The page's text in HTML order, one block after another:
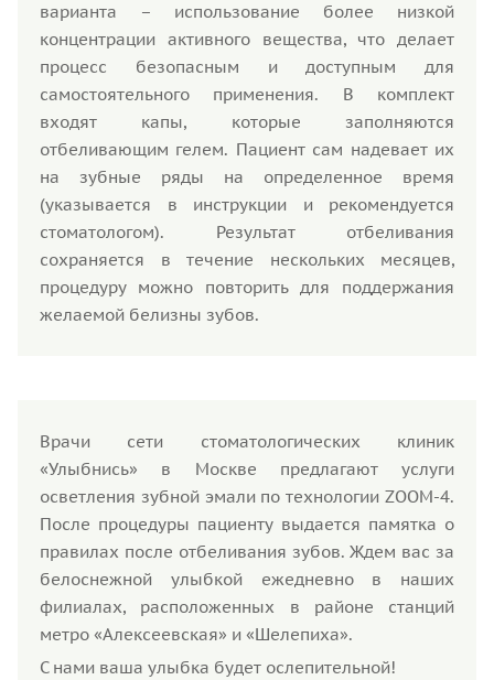
варианта – использование более низкой
концентрации активного вещества, что делает
процесс безопасным и доступным для
самостоятельного применения. В комплект
входят капы, которые заполняются
отбеливающим гелем. Пациент сам надевает их
на зубные ряды на определенное время
(указывается в инструкции и рекомендуется
стоматологом). Результат отбеливания
сохраняется в течение нескольких месяцев,
процедуру можно повторить для поддержания
желаемой белизны зубов.
Врачи сети стоматологических клиник
«Улыбнись» в Москве предлагают услуги
осветления зубной эмали по технологии ZOOM-4.
После процедуры пациенту выдается памятка о
правилах после отбеливания зубов. Ждем вас за
белоснежной улыбкой ежедневно в наших
филиалах, расположенных в районе станций
метро «Алексеевская» и «Шелепиха».
С нами ваша улыбка будет ослепительной!